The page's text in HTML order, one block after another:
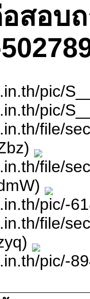
สอบ
pic/
pic/
file/
file/
pic/-
file/
pic/-